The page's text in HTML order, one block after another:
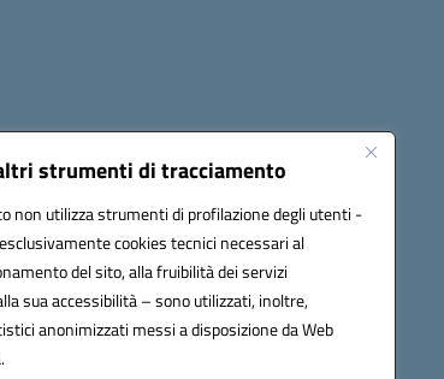
strumenti di tracciamento
non utilizza strumenti di profilazione degli utenti -
cookies tecnici necessari al
del sito, alla fruibilità dei servizi
sua accessibilità – sono utilizzati, inoltre,
anonimizzati messi a disposizione da Web